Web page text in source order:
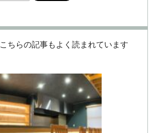
こちらの記事もよく読まれています